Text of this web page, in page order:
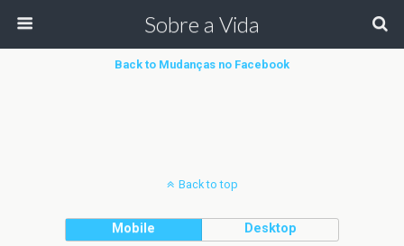
Sobre a Vida
Back to Mudanças no Facebook
Back to top
Mobile Desktop